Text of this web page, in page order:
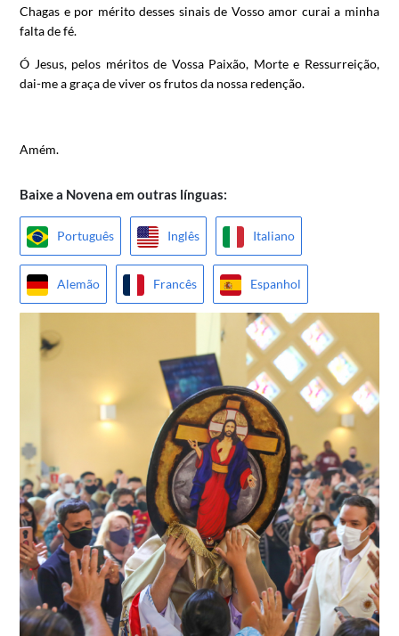
Chagas e por mérito desses sinais de Vosso amor curai a minha
falta de fé.
Ó Jesus, pelos méritos de Vossa Paixão, Morte e Ressurreição,
dai-me a graça de viver os frutos da nossa redenção.
Amém.
Baixe a Novena em outras línguas:
Português Inglês Italiano
Alemão Francês Espanhol